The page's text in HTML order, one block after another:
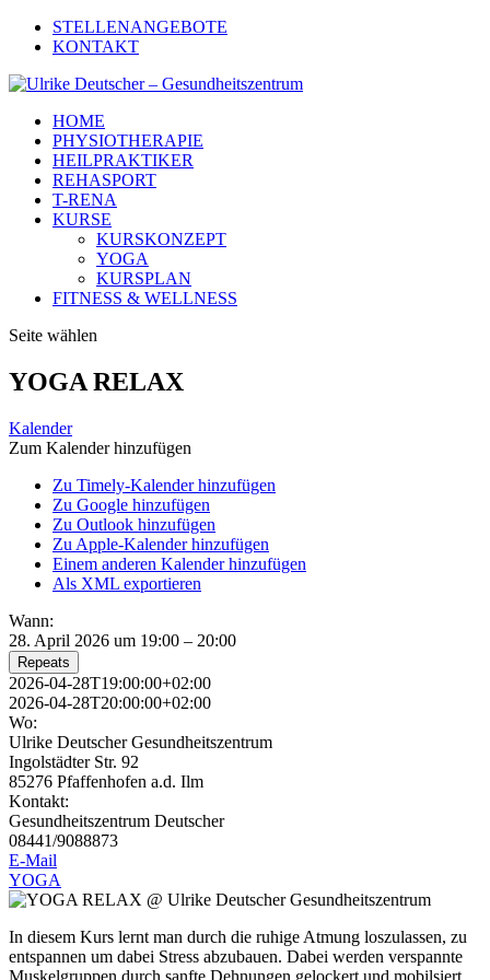
STELLENANGEBOTE
KONTAKT
HOME
PHYSIOTHERAPIE
HEILPRAKTIKER
REHASPORT
T-RENA
KURSE
KURSKONZEPT
YOGA
KURSPLAN
FITNESS & WELLNESS
Seite wählen
YOGA RELAX
Kalender
Zum Kalender hinzufügen
Zu Timely-Kalender hinzufügen
Zu Google hinzufügen
Zu Outlook hinzufügen
Zu Apple-Kalender hinzufügen
Einem anderen Kalender hinzufügen
Als XML exportieren
Wann:
28. April 2026 um 19:00 – 20:00
Repeats
2026-04-28T19:00:00+02:00
2026-04-28T20:00:00+02:00
Wo:
Ulrike Deutscher Gesundheitszentrum
Ingolstädter Str. 92
85276 Pfaffenhofen a.d. Ilm
Kontakt:
Gesundheitszentrum Deutscher
08441/9088873
E-Mail
YOGA
In diesem Kurs lernt man durch die ruhige Atmung loszulassen, zu
entspannen um dabei Stress abzubauen. Dabei werden verspannte
Muskelgruppen durch sanfte Dehnungen gelockert und mobilsiert.